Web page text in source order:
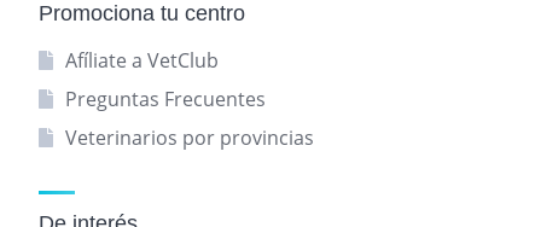
Promociona tu centro
Afíliate a VetClub
Preguntas Frecuentes
Veterinarios por provincias